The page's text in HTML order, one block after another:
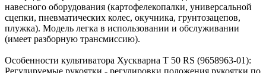
навесного оборудования (картофелекопалки, универсальной
сцепки, пневматических колес, окучника, грунтозацепов,
плужка). Модель легка в использовании и обслуживании
(имеет разборную трансмиссию).
Особенности культиватора Хускварна T 50 RS (9658963-01):
Регулируемые рукоятки - регулировки положения рукоятки по